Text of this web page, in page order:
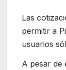
Las
permitir a
usuarios
A pesar de